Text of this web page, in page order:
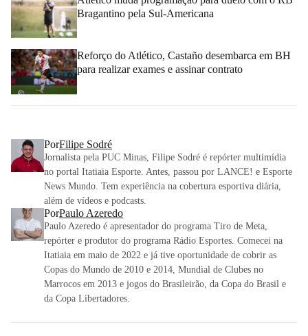
Bragantino pela Sul-Americana
Reforço do Atlético, Castaño desembarca em BH
para realizar exames e assinar contrato
PorFilipe Sodré
Jornalista pela PUC Minas, Filipe Sodré é repórter multimídia
no portal Itatiaia Esporte. Antes, passou por LANCE! e Esporte
News Mundo. Tem experiência na cobertura esportiva diária,
além de vídeos e podcasts.
PorPaulo Azeredo
Paulo Azeredo é apresentador do programa Tiro de Meta,
repórter e produtor do programa Rádio Esportes. Comecei na
Itatiaia em maio de 2022 e já tive oportunidade de cobrir as
Copas do Mundo de 2010 e 2014, Mundial de Clubes no
Marrocos em 2013 e jogos do Brasileirão, da Copa do Brasil e
da Copa Libertadores.